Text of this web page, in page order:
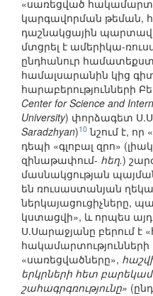
«սառեցված
կարգավորման թեման,
դաշնակցային
մտցրել է ամերիկա-
ընդհանուր
համալսարանին կից
հարաբերությունների
Center for Science and
University) փորձագետ
Saradzhyan)10 նշում է,
դեպի «գլոբալ զրո»
զինաթափում- հեղ.)
մասնակցության
են ռուսաստանյան
ներկայացուցիչները,
կստացվի», և որպես
Ս.Սարաջյանը բերում է
հակամարտությունների
«սառեցվածները»,
երկրների հետ
շահագրգռությունը»